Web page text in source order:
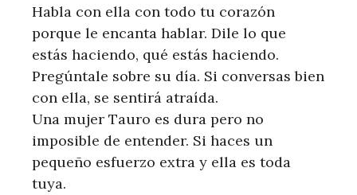
Habla con ella con todo tu corazón
porque le encanta hablar. Dile lo que
estás haciendo, qué estás haciendo.
Pregúntale sobre su día. Si conversas bien
con ella, se sentirá atraída.
Una mujer Tauro es dura pero no
imposible de entender. Si haces un
pequeño esfuerzo extra y ella es toda
tuya.